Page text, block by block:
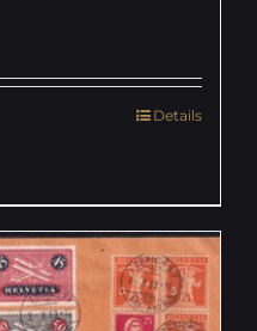
Details